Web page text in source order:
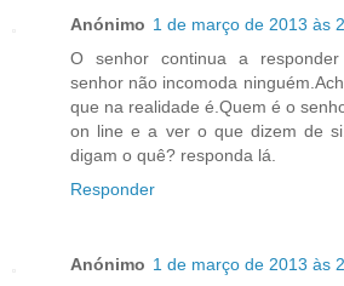
Anónimo 1 de março de 2013 às
O senhor continua a
senhor não incomoda
que na realidade é.Quem é o
on line e a ver o que dizem de
digam o quê? responda lá.
Responder
Anónimo 1 de março de 2013 às